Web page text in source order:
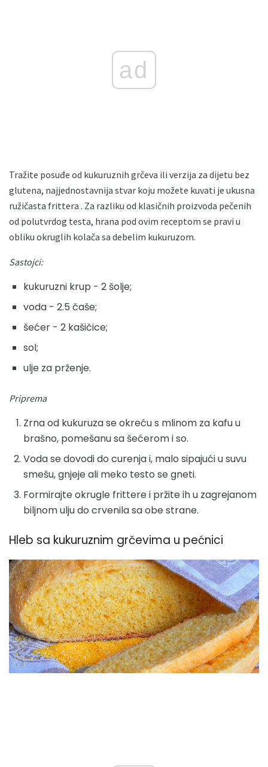
ad
Tražite posuđe od kukuruznih grčeva ili verzija za dijetu bez
glutena, najjednostavnija stvar koju možete kuvati je ukusna
ružičasta frittera . Za razliku od klasičnih proizvoda pečenih
od polutvrdog testa, hrana pod ovim receptom se pravi u
obliku okruglih kolača sa debelim kukuruzom.
Sastojci:
kukuruzni krup - 2 šolje;
voda - 2.5 čaše;
šećer - 2 kašičice;
sol;
ulje za prženje.
Priprema
Zrna od kukuruza se okreću s mlinom za kafu u
brašno, pomešanu sa šećerom i so.
Voda se dovodi do curenja i, malo sipajući u suvu
smešu, gnjeje ali meko testo se gneti.
Formirajte okrugle frittere i pržite ih u zagrejanom
biljnom ulju do crvenila sa obe strane.
Hleb sa kukuruznim grčevima u pećnici